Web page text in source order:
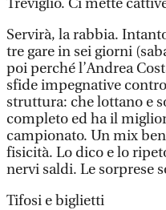
Treviglio. Ci mette
Servirà, la rabbia.
tre gare in sei giorni
poi perché l’Andrea
sfide impegnative
struttura: che lottano e
completo ed ha il
campionato. Un mix
fisicità. Lo dico e lo
nervi saldi. Le sorprese
Tifosi e biglietti